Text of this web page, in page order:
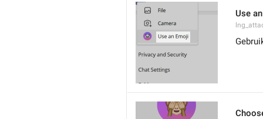
Use